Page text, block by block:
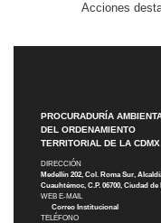
Acciones
PROCURADURÍA
DEL ORDENAMIENTO
TERRITORIAL DE LA CDMX
DIRECCIÓN
Medellín 202, Col. Roma Sur,
Cuauhtémoc, C.P. 06700, Ciudad de
WEB E-MAIL
Correo Institucional
TELÉFONO